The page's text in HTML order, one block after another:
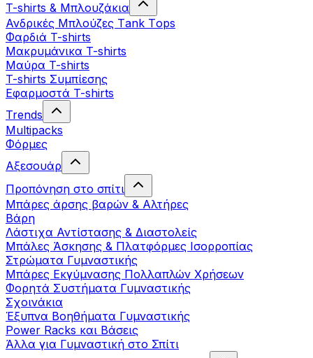
T-shirts & Μπλουζάκια
Ανδρικές Mπλούζες Τank Τops
Φαρδιά T-shirts
Μακρυμάνικα T-shirts
Μαύρα T-shirts
T-shirts Συμπίεσης
Εφαρμοστά T-shirts
Trends
Multipacks
Φόρμες
Αξεσουάρ
Προπόνηση στο σπίτι
Μπάρες άρσης βαρών & Αλτήρες
Βάρη
Λάστιχα Αντίστασης & Διαστολείς
Μπάλες Άσκησης & Πλατφόρμες Ισορροπίας
Στρώματα Γυμναστικής
Μπάρες Εκγύμνασης Πολλαπλών Χρήσεων
Φορητά Συστήματα Γυμναστικής
Σχοινάκια
Έξυπνα Βοηθήματα Γυμναστικής
Power Racks και Βάσεις
Άλλα για Γυμναστική στο Σπίτι